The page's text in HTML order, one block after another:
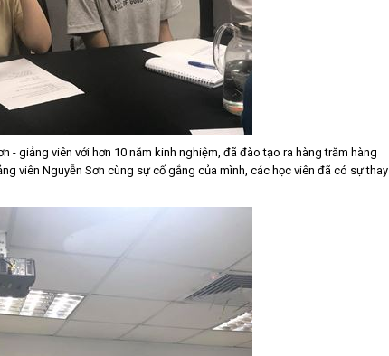
- giảng viên với hơn 10 năm kinh nghiệm, đã đào tạo ra hàng trăm hàng
viên Nguyễn Sơn cùng sự cố gắng của mình, các học viên đã có sự thay